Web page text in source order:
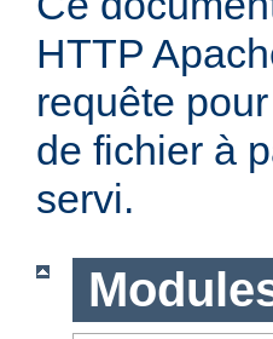
HTTP
requête
de fichier à
servi.